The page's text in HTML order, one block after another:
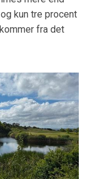
kun tre procent
fra det